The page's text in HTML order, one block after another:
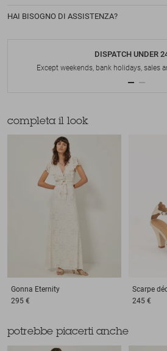
HAI BISOGNO DI ASSISTENZA?
DISPATCH UNDER
Except weekends, bank holidays, sales
completa il look
Gonna Eternity
295 €
Scarpe
245 €
potrebbe piacerti anche